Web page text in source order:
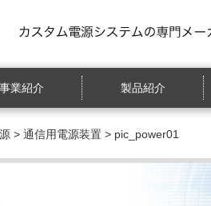
事業紹介 製品紹介
> 通信用電源装置 > pic_power01